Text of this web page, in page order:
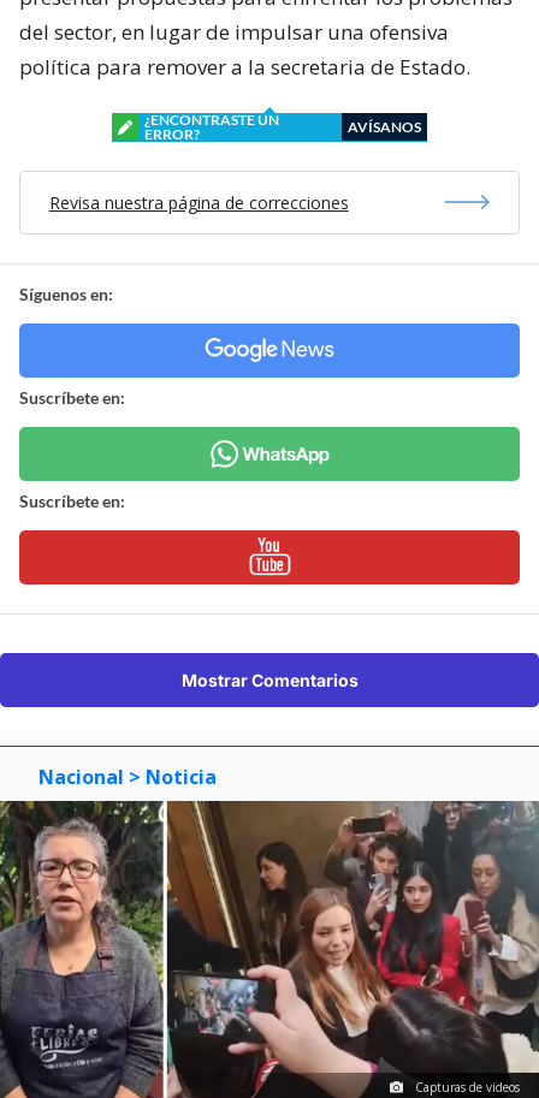
del sector, en lugar de impulsar una ofensiva
política para remover a la secretaria de Estado.
¿ENCONTRASTE UN
ERROR?
AVÍSANOS
Revisa nuestra página de correcciones
Síguenos en:
Suscríbete en:
Suscríbete en:
Mostrar Comentarios
Nacional > Noticia
Capturas de videos